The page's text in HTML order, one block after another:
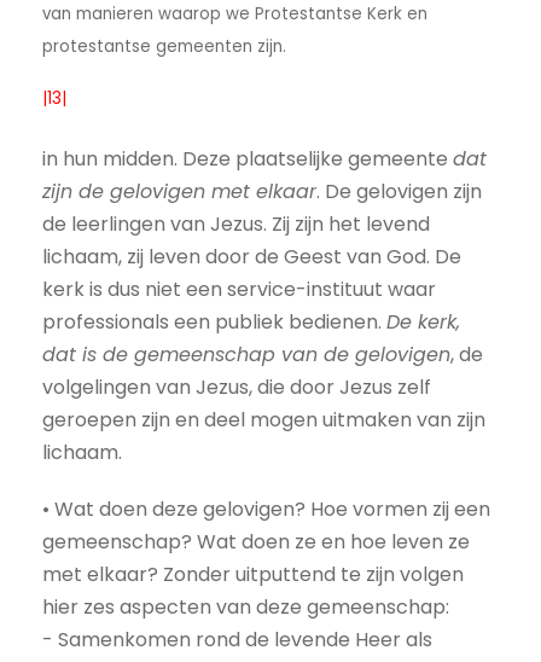
van manieren waarop we Protestantse Kerk en
protestantse gemeenten zijn.
|13|
in hun midden. Deze plaatselijke gemeente dat
zijn de gelovigen met elkaar. De gelovigen zijn
de leerlingen van Jezus. Zij zijn het levend
lichaam, zij leven door de Geest van God. De
kerk is dus niet een service-instituut waar
professionals een publiek bedienen. De kerk,
dat is de gemeenschap van de gelovigen, de
volgelingen van Jezus, die door Jezus zelf
geroepen zijn en deel mogen uitmaken van zijn
lichaam.
• Wat doen deze gelovigen? Hoe vormen zij een
gemeenschap? Wat doen ze en hoe leven ze
met elkaar? Zonder uitputtend te zijn volgen
hier zes aspecten van deze gemeenschap:
- Samenkomen rond de levende Heer als